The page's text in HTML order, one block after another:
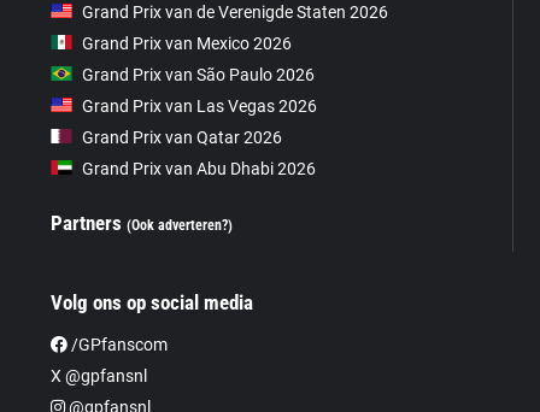
Grand Prix van de Verenigde Staten 2026
Grand Prix van Mexico 2026
Grand Prix van São Paulo 2026
Grand Prix van Las Vegas 2026
Grand Prix van Qatar 2026
Grand Prix van Abu Dhabi 2026
Partners(Ook adverteren?)
Volg ons op social media
/GPfanscom
X @gpfansnl
@gpfansnl